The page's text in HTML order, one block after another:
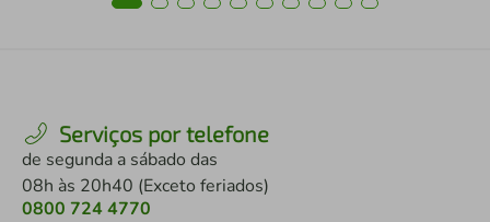
Serviços por telefone
de segunda a sábado das
08h às 20h40 (Exceto feriados)
0800 724 4770